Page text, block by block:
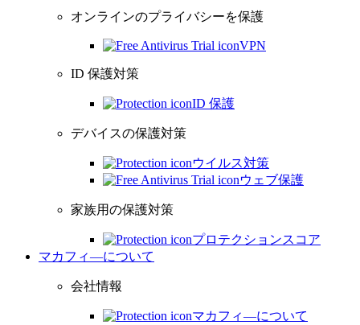
オンラインのプライバシーを保護
VPN
ID 保護対策
ID 保護
デバイスの保護対策
ウイルス対策
ウェブ保護
家族用の保護対策
プロテクションスコア
マカフィ―について
会社情報
マカフィ―について